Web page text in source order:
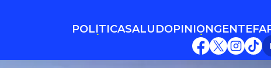
POLÍTICASALUDOPINIÓN
OPINIÓN
GENTE
GENTE